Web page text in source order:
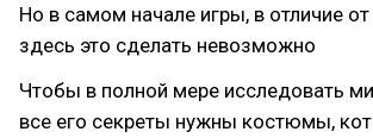
Но в самом начале игры, в отличие
здесь это сделать невозможно
Чтобы в полной мере исследовать
все его секреты нужны костюмы,